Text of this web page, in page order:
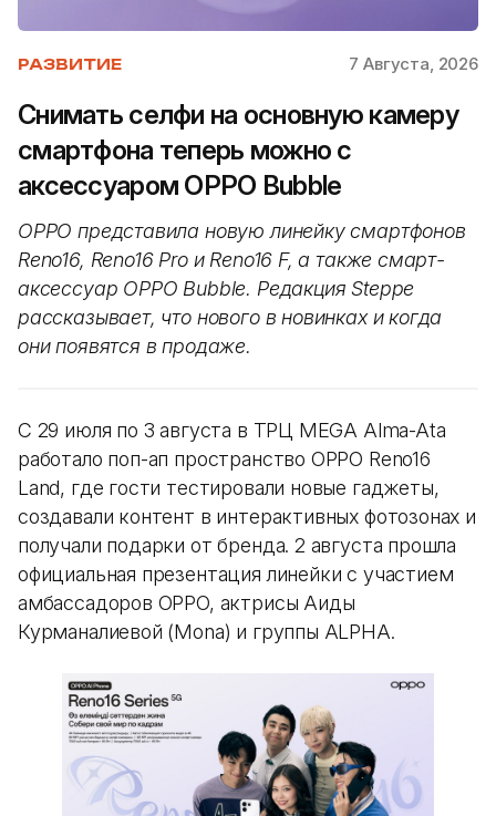
РАЗВИТИЕ 7 Августа, 2026
Снимать селфи на основную камеру
смартфона теперь можно с
аксессуаром OPPO Bubble
OPPO представила новую линейку смартфонов
Reno16, Reno16 Pro и Reno16 F, а также смарт-
аксессуар OPPO Bubble. Редакция Steppe
рассказывает, что нового в новинках и когда
они появятся в продаже.
С 29 июля по 3 августа в ТРЦ MEGA Alma-Ata
работало поп-ап пространство OPPO Reno16
Land, где гости тестировали новые гаджеты,
создавали контент в интерактивных фотозонах и
получали подарки от бренда. 2 августа прошла
официальная презентация линейки с участием
амбассадоров OPPO, актрисы Аиды
Курманалиевой (Mona) и группы ALPHA.